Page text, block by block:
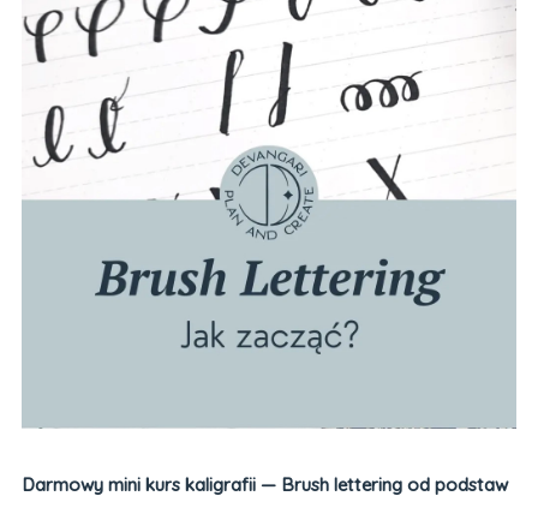
Darmowy mini kurs kaligrafii — Brush lettering od podstaw